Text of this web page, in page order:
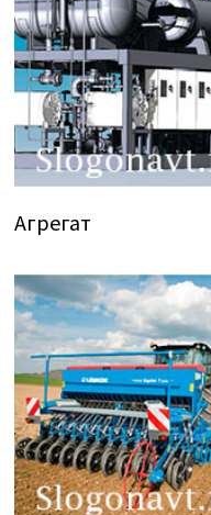
Агрегат